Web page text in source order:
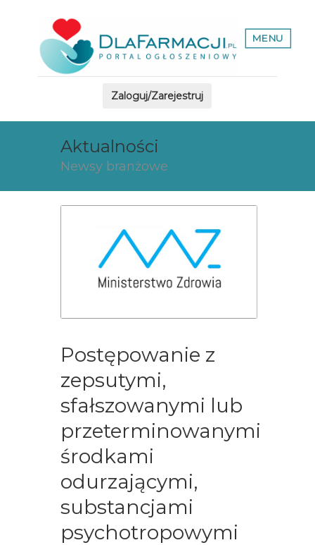
MENU
Zaloguj/Zarejestruj
Aktualności
Newsy branżowe
Postępowanie z
zepsutymi,
sfałszowanymi lub
przeterminowanymi
środkami
odurzającymi,
substancjami
psychotropowymi